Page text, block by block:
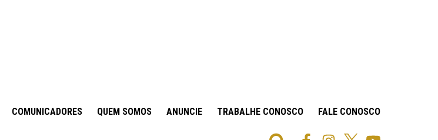
COMUNICADORES QUEM SOMOS ANUNCIE TRABALHE CONOSCO FALE CONOSCO